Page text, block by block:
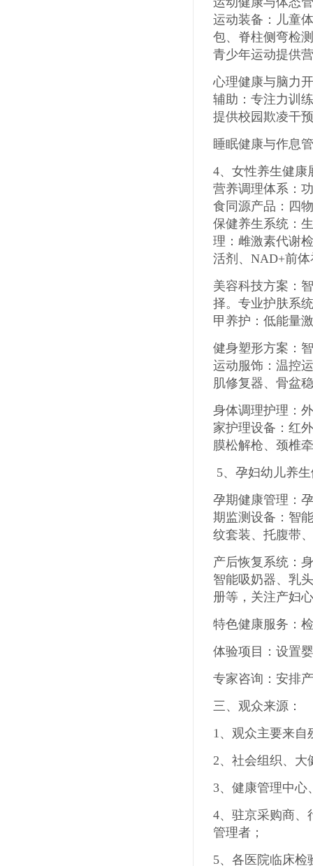
运动装备：儿童
包、脊柱侧弯检
青少年运动提供
心理健康与脑力
辅助：专注力训
提供校园欺凌干
睡眠健康与作息
4、 女性养生健康
营养调理体系：
食同源产品：四
保健养生系统：
理：雌激素代谢
活剂、 NAD+前体
美容科技方案：
择。专业护肤系
甲养护：低能量
健身塑形方案：
运动服饰：温控
肌修复器、骨盆
身体调理护理：
家护理设备：红
膜松解枪、颈椎
5、 孕妇幼儿养
孕期健康管理：
期监测设备：智
纹套装、托腹带
产后恢复系统：
智能吸奶器、乳
册等，关注产妇
特色健康服务：
体验项目：设置
专家咨询：安排
三、观众来源：
1、观众主要来自
2、社会组织、大
3、健康管理中心
4、驻京采购商、
管理者；
5、各医院临床检